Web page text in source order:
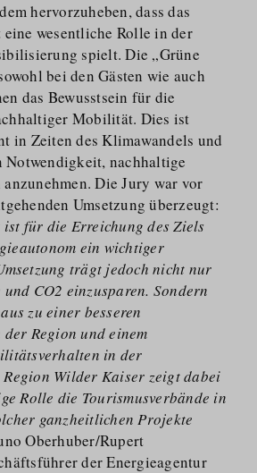
hervorzuheben, dass das
wesentliche Rolle in der
spielt. Die „Grüne
bei den Gästen wie auch
das Bewusstsein für die
Mobilität. Dies ist
in Zeiten des Klimawandels und
Notwendigkeit, nachhaltige
Die Jury war vor
Umsetzung überzeugt:
für die Erreichung des Ziels
ein wichtiger
trägt jedoch nicht nur
CO2 einzusparen. Sondern
zu einer besseren
Region und einem
in der
Wilder Kaiser zeigt dabei
Rolle die Tourismusverbände in
ganzheitlichen Projekte
Oberhuber/​Rupert
der Energieagentur